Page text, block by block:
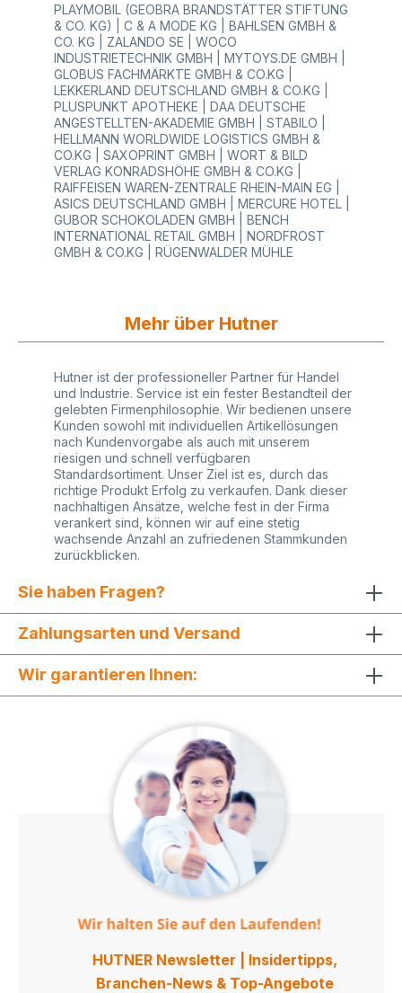
PLAYMOBIL (GEOBRA BRANDSTÄTTER STIFTUNG
& CO. KG) | C & A MODE KG | BAHLSEN GMBH &
CO. KG | ZALANDO SE | WOCO
INDUSTRIETECHNIK GMBH | MYTOYS.DE GMBH |
GLOBUS FACHMÄRKTE GMBH & CO.KG |
LEKKERLAND DEUTSCHLAND GMBH & CO.KG |
PLUSPUNKT APOTHEKE | DAA DEUTSCHE
ANGESTELLTEN-AKADEMIE GMBH | STABILO |
HELLMANN WORLDWIDE LOGISTICS GMBH &
CO.KG | SAXOPRINT GMBH | WORT & BILD
VERLAG KONRADSHÖHE GMBH & CO.KG |
RAIFFEISEN WAREN-ZENTRALE RHEIN-MAIN EG |
ASICS DEUTSCHLAND GMBH | MERCURE HOTEL |
GUBOR SCHOKOLADEN GMBH | BENCH
INTERNATIONAL RETAIL GMBH | NORDFROST
GMBH & CO.KG | RÜGENWALDER MÜHLE
Mehr über Hutner
Hutner ist der professioneller Partner für Handel
und Industrie. Service ist ein fester Bestandteil der
gelebten Firmenphilosophie. Wir bedienen unsere
Kunden sowohl mit individuellen Artikellösungen
nach Kundenvorgabe als auch mit unserem
riesigen und schnell verfügbaren
Standardsortiment. Unser Ziel ist es, durch das
richtige Produkt Erfolg zu verkaufen. Dank dieser
nachhaltigen Ansätze, welche fest in der Firma
verankert sind, können wir auf eine stetig
wachsende Anzahl an zufriedenen Stammkunden
zurückblicken.
Sie haben Fragen?
Zahlungsarten und Versand
Wir garantieren Ihnen:
HUTNER Newsletter | Insidertipps,
Branchen-News & Top-Angebote